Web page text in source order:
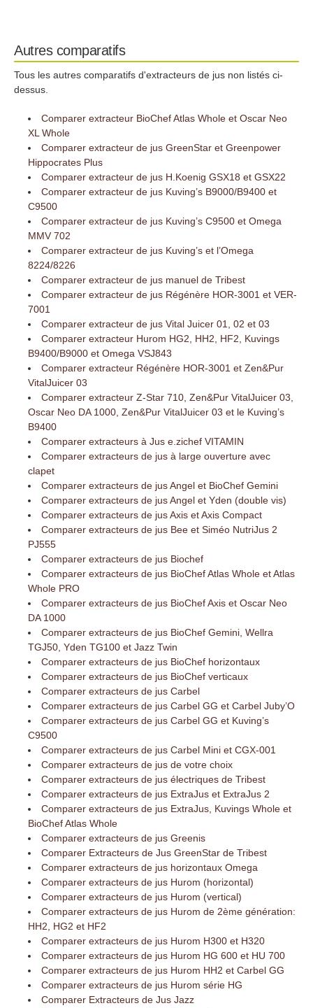
Autres comparatifs
Tous les autres comparatifs d'extracteurs de jus non listés ci-
dessus.
Comparer extracteur BioChef Atlas Whole et Oscar Neo
XL Whole
Comparer extracteur de jus GreenStar et Greenpower
Hippocrates Plus
Comparer extracteur de jus H.Koenig GSX18 et GSX22
Comparer extracteur de jus Kuving’s B9000/B9400 et
C9500
Comparer extracteur de jus Kuving’s C9500 et Omega
MMV 702
Comparer extracteur de jus Kuving’s et l’Omega
8224/8226
Comparer extracteur de jus manuel de Tribest
Comparer extracteur de jus Régénère HOR-3001 et VER-
7001
Comparer extracteur de jus Vital Juicer 01, 02 et 03
Comparer extracteur Hurom HG2, HH2, HF2, Kuvings
B9400/B9000 et Omega VSJ843
Comparer extracteur Régénère HOR-3001 et Zen&Pur
VitalJuicer 03
Comparer extracteur Z-Star 710, Zen&Pur VitalJuicer 03,
Oscar Neo DA 1000, Zen&Pur VitalJuicer 03 et le Kuving’s
B9400
Comparer extracteurs à Jus e.zichef VITAMIN
Comparer extracteurs de jus à large ouverture avec
clapet
Comparer extracteurs de jus Angel et BioChef Gemini
Comparer extracteurs de jus Angel et Yden (double vis)
Comparer extracteurs de jus Axis et Axis Compact
Comparer extracteurs de jus Bee et Siméo NutriJus 2
PJ555
Comparer extracteurs de jus Biochef
Comparer extracteurs de jus BioChef Atlas Whole et Atlas
Whole PRO
Comparer extracteurs de jus BioChef Axis et Oscar Neo
DA 1000
Comparer extracteurs de jus BioChef Gemini, Wellra
TGJ50, Yden TG100 et Jazz Twin
Comparer extracteurs de jus BioChef horizontaux
Comparer extracteurs de jus BioChef verticaux
Comparer extracteurs de jus Carbel
Comparer extracteurs de jus Carbel GG et Carbel Juby’O
Comparer extracteurs de jus Carbel GG et Kuving’s
C9500
Comparer extracteurs de jus Carbel Mini et CGX-001
Comparer extracteurs de jus de votre choix
Comparer extracteurs de jus électriques de Tribest
Comparer extracteurs de jus ExtraJus et ExtraJus 2
Comparer extracteurs de jus ExtraJus, Kuvings Whole et
BioChef Atlas Whole
Comparer extracteurs de jus Greenis
Comparer Extracteurs de Jus GreenStar de Tribest
Comparer extracteurs de jus horizontaux Omega
Comparer extracteurs de jus Hurom (horizontal)
Comparer extracteurs de jus Hurom (vertical)
Comparer extracteurs de jus Hurom de 2ème génération:
HH2, HG2 et HF2
Comparer extracteurs de jus Hurom H300 et H320
Comparer extracteurs de jus Hurom HG 600 et HU 700
Comparer extracteurs de jus Hurom HH2 et Carbel GG
Comparer extracteurs de jus Hurom série HG
Comparer Extracteurs de Jus Jazz